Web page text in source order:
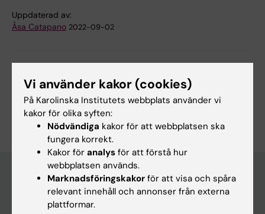
Uppdaterad av:
Åsa Catapano 2022-09-02
Upptäck KI
Vi använder kakor (cookies)
På Karolinska Institutets webbplats använder vi
kakor för olika syften:
Nödvändiga kakor för att webbplatsen ska
fungera korrekt.
Kakor för analys för att förstå hur
webbplatsen används.
Marknadsföringskakor för att visa och spåra
relevant innehåll och annonser från externa
plattformar.